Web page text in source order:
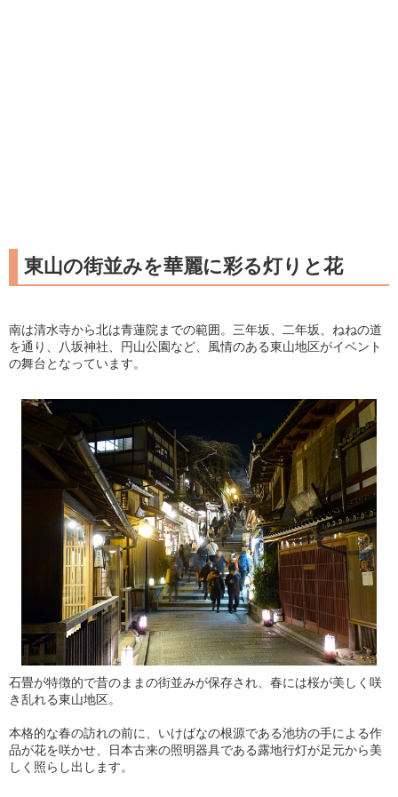
東山の街並みを華麗に彩る灯りと花
南は清水寺から北は青蓮院までの範囲。三年坂、二年坂、ねねの道
を通り、八坂神社、円山公園など、風情のある東山地区がイベント
の舞台となっています。
石畳が特徴的で昔のままの街並みが保存され、春には桜が美しく咲
き乱れる東山地区。
本格的な春の訪れの前に、いけばなの根源である池坊の手による作
品が花を咲かせ、日本古来の照明器具である露地行灯が足元から美
しく照らし出します。